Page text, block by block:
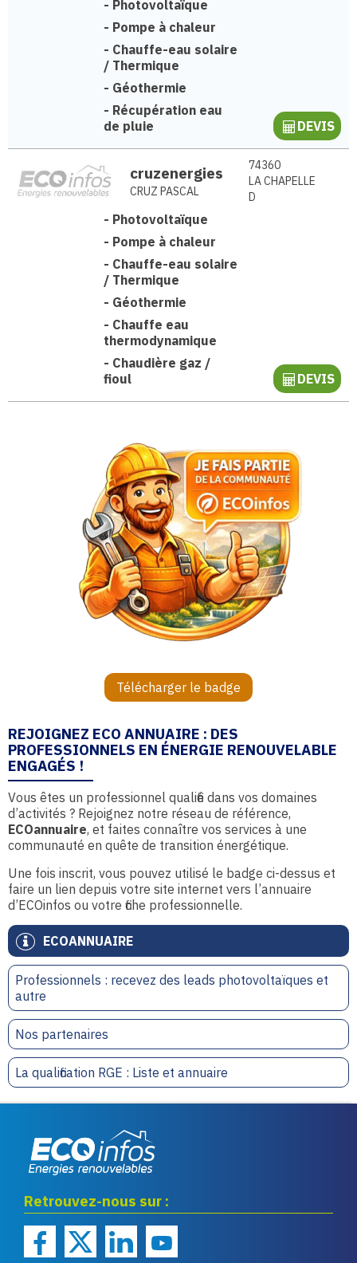
ECOANNUAIRE
Professionnels : recevez des leads photovoltaïques et
autre
Nos partenaires
La qualification RGE : Liste et annuaire
- Photovoltaïque
- Pompe à chaleur
- Chauffe-eau solaire
/ Thermique
- Géothermie
- Récupération eau
de pluie
DEVIS
cruzenergies
CRUZ PASCAL
74360
LA CHAPELLE
D
- Photovoltaïque
- Pompe à chaleur
- Chauffe-eau solaire
/ Thermique
- Géothermie
- Chauffe eau
thermodynamique
- Chaudière gaz /
fioul
DEVIS
Télécharger le badge
REJOIGNEZ ECO ANNUAIRE : DES
PROFESSIONNELS EN ÉNERGIE RENOUVELABLE
ENGAGÉS !
Vous êtes un professionnel qualifié dans vos domaines
d’activités ? Rejoignez notre réseau de référence,
ECOannuaire, et faites connaître vos services à une
communauté en quête de transition énergétique.
Une fois inscrit, vous pouvez utilisé le badge ci-dessus et
faire un lien depuis votre site internet vers l’annuaire
d’ECOinfos ou votre fiche professionnelle.
renouvelables
Retrouvez-nous sur :